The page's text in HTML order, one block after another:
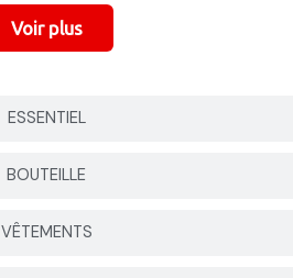
ESSENTIEL
BOUTEILLE
VÊTEMENTS